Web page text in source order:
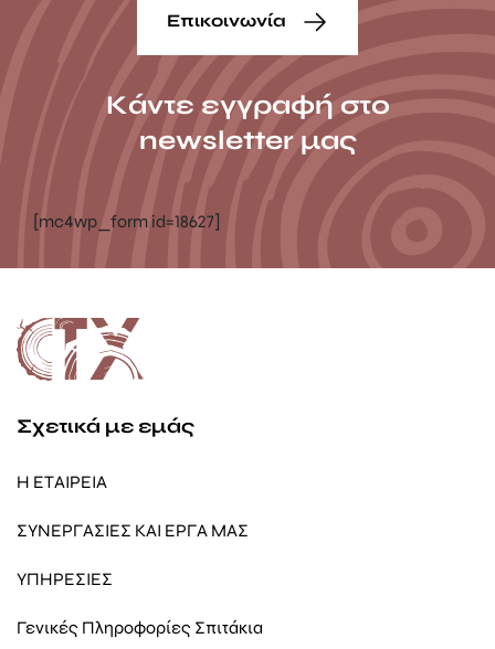
Επικοινωνία
Κάντε εγγραφή στο
newsletter μας
[mc4wp_form id=18627]
Σχετικά με εμάς
Η ΕΤΑΙΡΕΙΑ
ΣΥΝΕΡΓΑΣΙΕΣ ΚΑΙ ΕΡΓΑ ΜΑΣ
ΥΠΗΡΕΣΙΕΣ
Γενικές Πληροφορίες Σπιτάκια